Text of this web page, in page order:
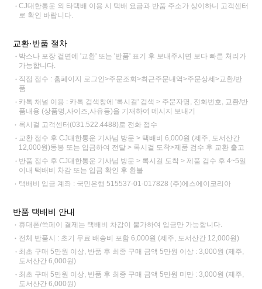
CJ대한통운 외 타택배 이용 시 택배 요금과 반품 주소가 상이하니 고객센터
로 확인 바랍니다.
교환·반품 절차
박스나 포장 겉면에 '교환' 또는 '반품' 표기 후 보내주시면 보다 빠른 처리가
가능합니다.
직접 접수 : 홈페이지 로그인>주문조회>최근주문내역>주문상세>교환/반
품
카톡 채널 이용 : 카톡 검색창에 '록시걸' 검색 > 주문자명, 전화번호, 교환/반
품내용 (상품명,사이즈,사유등)을 기재하여 메시지 보내기
록시걸 고객센터(031.522.4488)로 전화 접수
교환 접수 후 CJ대한통운 기사님 방문 > 택배비 6,000원 (제주, 도서산간
12,000원)동봉 또는 입금하여 전달 > 록시걸 도착>제품 검수 후 교환 출고
반품 접수 후 CJ대한통운 기사님 방문 > 록시걸 도착 > 제품 검수 후 4~5일
이내 택배비 차감 또는 입금 확인 후 환불
택배비 입금 계좌 : 국민은행 515537-01-017828 (주)에스에이코리아
반품 택배비 안내
휴대폰/쓱페이 결제는 택배비 차감이 불가하여 입금만 가능합니다.
전체 반품시 : 초기 무료 배송비 포함 6,000원 (제주, 도서산간 12,000원)
최초 구매 5만원 이상, 반품 후 최종 구매 금액 5만원 이상 : 3,000원 (제주,
도서산간 6,000원)
최초 구매 5만원 이상, 반품 후 최종 구매 금액 5만원 미만 : 3,000원 (제주,
도서산간 6,000원)